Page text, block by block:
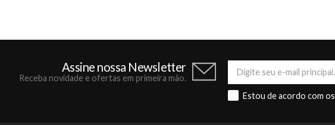
Assine nossa Newsletter
Receba novidade e ofertas em primeira mão.
Estou de acordo com os